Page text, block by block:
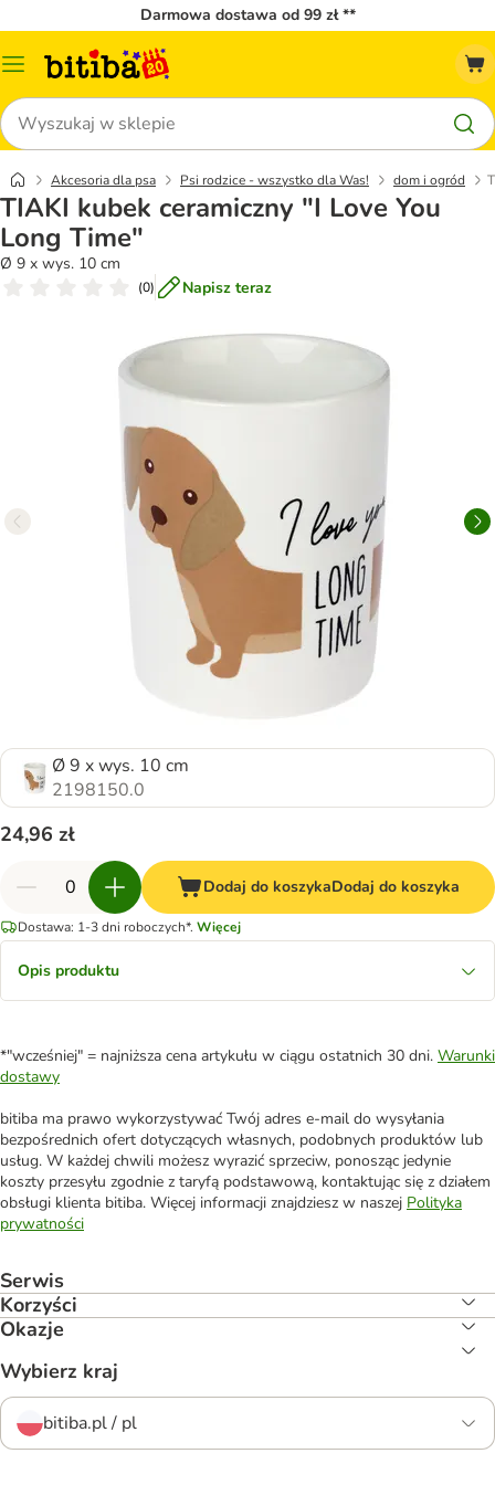
Darmowa dostawa od 99 zł **
Menu
Szukaj
Akcesoria dla psa Psi rodzice - wszystko dla Was! dom i ogród
TIAKI kubek ceramiczny "I Love You
Long Time"
Ø 9 x wys. 10 cm
(0) Napisz teraz
Ø 9 x wys. 10 cm
2198150.0
24,96 zł
Dodaj do koszykaDodaj do koszyka
Dostawa: 1-3 dni roboczych*. Więcej
Opis produktu
*"wcześniej" = najniższa cena artykułu w ciągu ostatnich 30 dni. Warunki
dostawy
bitiba ma prawo wykorzystywać Twój adres e-mail do wysyłania
bezpośrednich ofert dotyczących własnych, podobnych produktów lub
usług. W każdej chwili możesz wyrazić sprzeciw, ponosząc jedynie
koszty przesyłu zgodnie z taryfą podstawową, kontaktując się z działem
obsługi klienta bitiba. Więcej informacji znajdziesz w naszej Polityka
prywatności
Serwis
Korzyści
Okazje
Wybierz kraj
bitiba.pl / pl